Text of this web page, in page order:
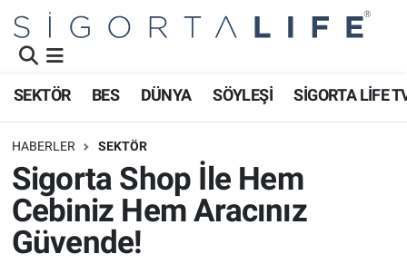
SEKTÖR BES DÜNYA SÖYLEŞİ SİGORTA LİFE
HABERLER SEKTÖR
Sigorta Shop İle Hem
Cebiniz Hem Aracınız
Güvende!
Namaz Vakitleri
Trafik Durumu
Süper Lig Puan Durumu ve Fikstür